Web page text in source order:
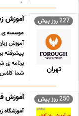
خصوصی و
227 روز پیش
تهران
آموزش
موسسه ی
آموزش
پیشرفته
برنامه
به هیچ
250 روز پیش آموزش
آموزشگاه